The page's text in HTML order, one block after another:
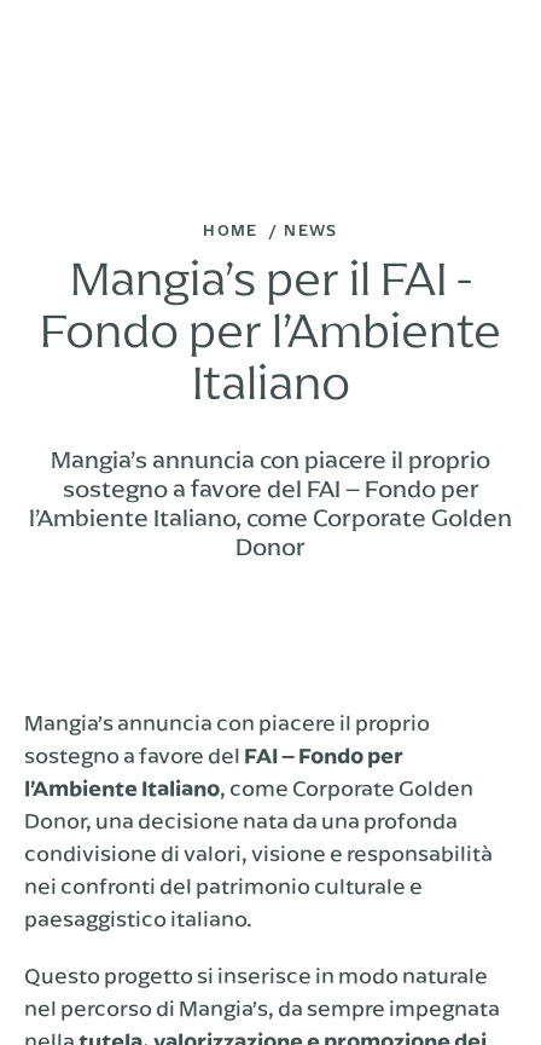
HOME NEWS
Mangia’s per il FAI -
Fondo per l’Ambiente
Italiano
Mangia’s annuncia con piacere il proprio
sostegno a favore del FAI – Fondo per
l’Ambiente Italiano, come Corporate Golden
Donor
Mangia’s annuncia con piacere il proprio
sostegno a favore del FAI – Fondo per
l’Ambiente Italiano, come Corporate Golden
Donor, una decisione nata da una profonda
condivisione di valori, visione e responsabilità
nei confronti del patrimonio culturale e
paesaggistico italiano.
Questo progetto si inserisce in modo naturale
nel percorso di Mangia’s, da sempre impegnata